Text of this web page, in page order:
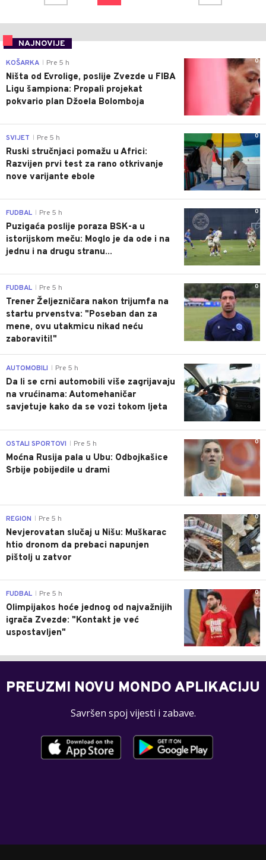
NAJNOVIJE
0
KOŠARKA Pre 5 h
Ništa od Evrolige, poslije Zvezde u FIBA
Ligu šampiona: Propali projekat
pokvario plan Džoela Bolomboja
0
SVIJET Pre 5 h
Ruski stručnjaci pomažu u Africi:
Razvijen prvi test za rano otkrivanje
nove varijante ebole
0
FUDBAL Pre 5 h
Puzigaća poslije poraza BSK-a u
istorijskom meču: Moglo je da ode i na
jednu i na drugu stranu...
0
FUDBAL Pre 5 h
Trener Željezničara nakon trijumfa na
startu prvenstva: "Poseban dan za
mene, ovu utakmicu nikad neću
zaboraviti!"
0
AUTOMOBILI Pre 5 h
Da li se crni automobili više zagrijavaju
na vrućinama: Automehaničar
savjetuje kako da se vozi tokom ljeta
0
OSTALI SPORTOVI Pre 5 h
Moćna Rusija pala u Ubu: Odbojkašice
Srbije pobijedile u drami
0
REGION Pre 5 h
Nevjerovatan slučaj u Nišu: Muškarac
htio dronom da prebaci napunjen
pištolj u zatvor
0
FUDBAL Pre 5 h
Olimpijakos hoće jednog od najvažnijih
igrača Zvezde: "Kontakt je već
uspostavljen"
PREUZMI NOVU MONDO APLIKACIJU
Savršen spoj vijesti i zabave.